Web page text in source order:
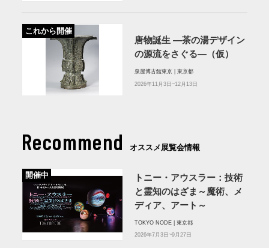
これから開催
唐物誕生 ―茶の湯デザイン
の源流をさぐる―（仮）
泉屋博古館東京 | 東京都
2026年11月3日~12月13日
Recommend オススメ展覧会情報
開催中
トニー・アウスラー：技術
と霊知のはざま～魔術、メ
ディア、アート～
TOKYO NODE | 東京都
2026年7月3日~9月27日